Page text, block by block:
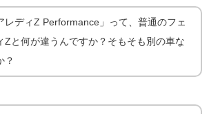
レディZ Performance」って、普通のフェ
Zと何が違うんですか？そもそも別の車な
？